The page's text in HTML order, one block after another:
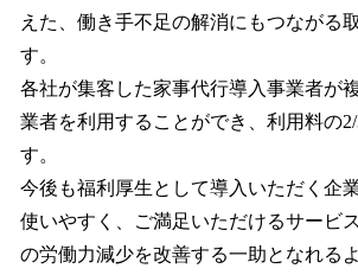
えた、働き手不足の解消にもつながる
す。
各社が集客した家事代行導入事業者が
業者を利用することができ、利用料の
す。
今後も福利厚生として導入いただく企
使いやすく、ご満足いただけるサービ
の労働力減少を改善する一助となれる